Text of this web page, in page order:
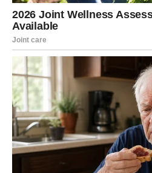
u dvije serije, pazeći da smjesa ne
Smesu ravnomerno rasporedite u
Pecite 15 minuta ili dok čačkalica
čista. Ostavite tortu da se potpuno
glazure.